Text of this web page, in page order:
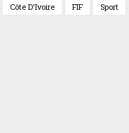
Côte D'Ivoire FIF Sport